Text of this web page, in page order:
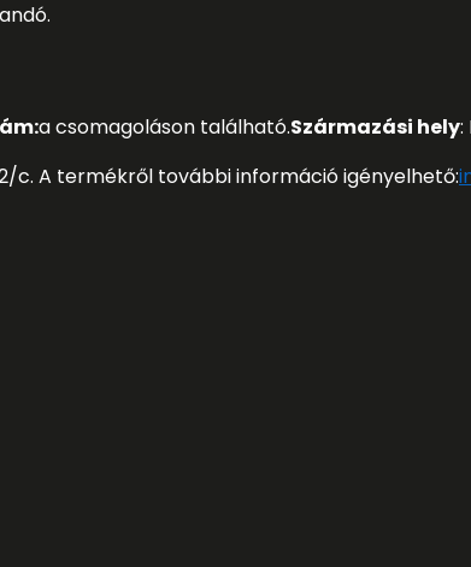
a csomagoláson található.Származási hely:
c. A termékről további információ igényelhető: